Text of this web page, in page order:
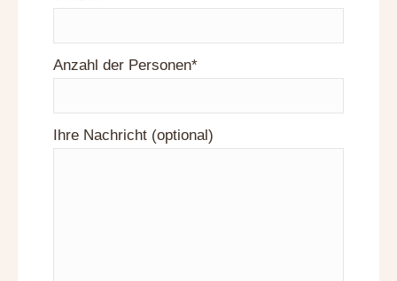
Anzahl der Personen*
Ihre Nachricht (optional)